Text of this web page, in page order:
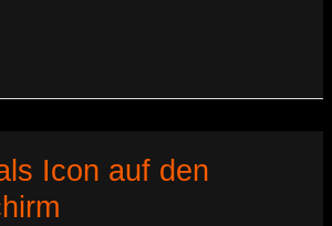
Icon auf den